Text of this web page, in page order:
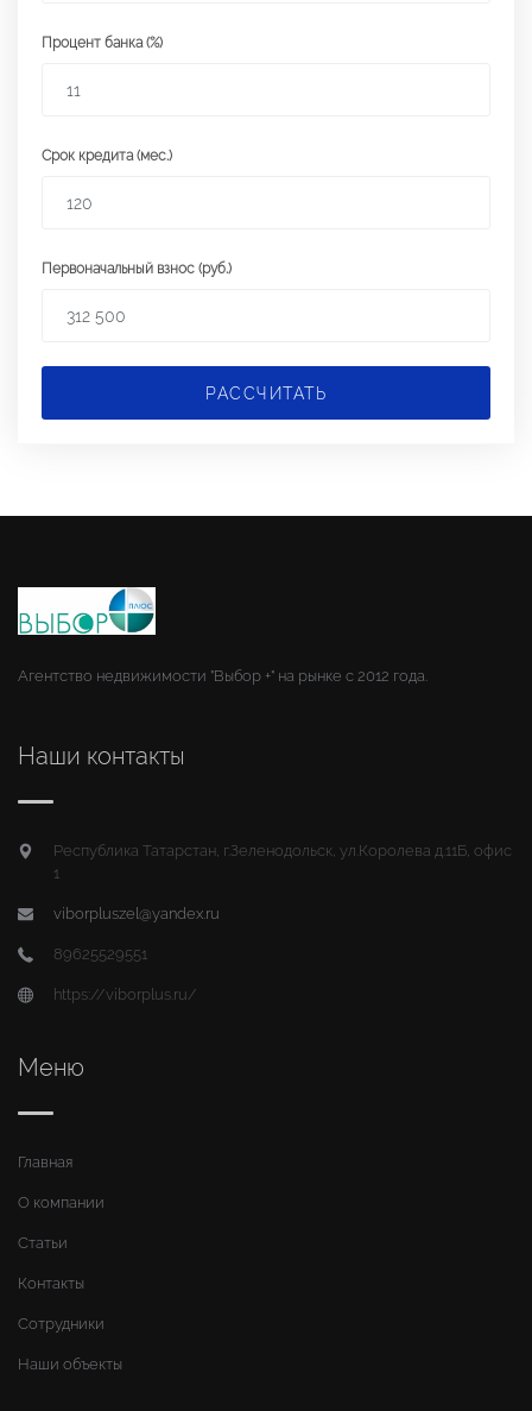
Процент банка (%)
Срок кредита (мес.)
Первоначальный взнос (руб.)
РАССЧИТАТЬ
Агентство недвижимости "Выбор +" на рынке с 2012 года.
Наши контакты
Республика Татарстан, г.Зеленодольск, ул.Королева д.11Б, офис
1
viborpluszel@yandex.ru
89625529551
https://viborplus.ru/
Меню
Главная
О компании
Статьи
Контакты
Сотрудники
Наши объекты